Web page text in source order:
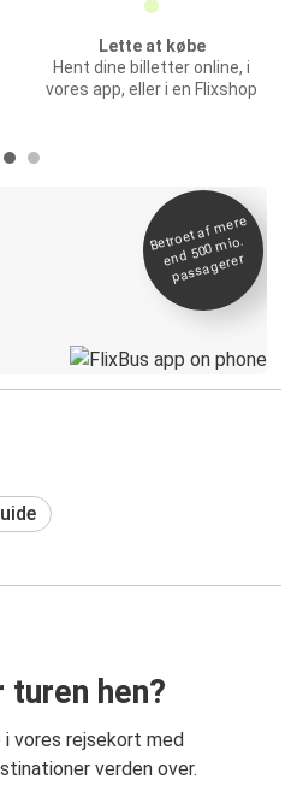
Lette at købe
Hent dine billetter online, i
vores app, eller i en Flixshop
Betroet af
mere
end 500
mio.
passagerer
turen hen?
i vores rejsekort med
verden over.